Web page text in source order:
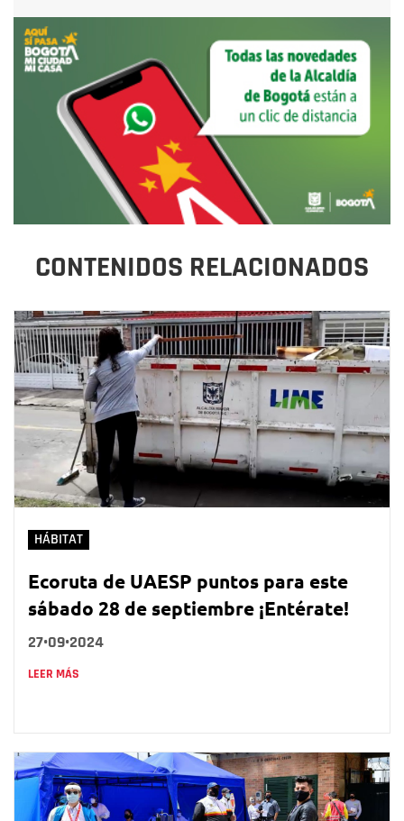
CONTENIDOS RELACIONADOS
HÁBITAT
Ecoruta de UAESP puntos para este
sábado 28 de septiembre ¡Entérate!
27•09•2024
LEER MÁS